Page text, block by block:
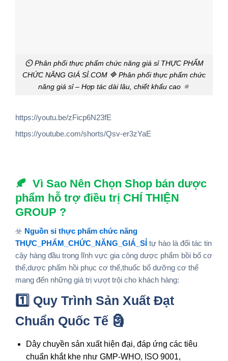
⏲️ Phân phối thực phẩm chức năng giá sỉ THỰC PHẨM
CHỨC NĂNG GIÁ SỈ.COM 🔷 Phân phối thực phẩm chức
năng giá sỉ – Hợp tác dài lâu, chiết khấu cao 🔅
https://youtu.be/zFicp6N23fE
https://youtube.com/shorts/Qsv-er3zYaE
🍂 Vì Sao Nên Chọn Shop bán dược
phẩm hỗ trợ điều trị CHÍ THIỆN
GROUP ?
☣️ Nguồn sỉ thực phẩm chức năng
THỰC_PHẨM_CHỨC_NĂNG_GIÁ_SỈ tự hào là đối tác tin
cậy hàng đầu trong lĩnh vực gia công dược phẩm bồi bổ cơ
thể,dược phẩm hồi phục cơ thể,thuốc bổ dưỡng cơ thể
mang đến những giá trị vượt trội cho khách hàng:
1️⃣ Quy Trình Sản Xuất Đạt
Chuẩn Quốc Tế 🗿
Dây chuyền sản xuất hiện đại, đáp ứng các tiêu
chuẩn khắt khe như GMP-WHO, ISO 9001,